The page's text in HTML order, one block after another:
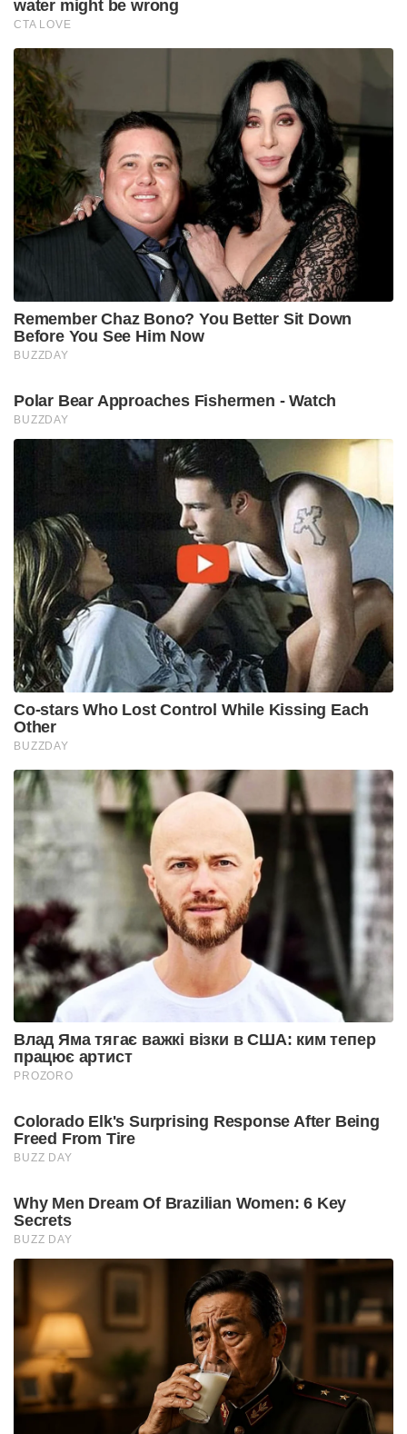
water might be wrong
CTA LOVE
Remember Chaz Bono? You Better Sit Down
Before You See Him Now
BUZZDAY
Polar Bear Approaches Fishermen - Watch
BUZZDAY
Co-stars Who Lost Control While Kissing Each
Other
BUZZDAY
Влад Яма тягає важкі візки в США: ким тепер
працює артист
PROZORO
Colorado Elk's Surprising Response After Being
Freed From Tire
BUZZ DAY
Why Men Dream Of Brazilian Women: 6 Key
Secrets
BUZZ DAY